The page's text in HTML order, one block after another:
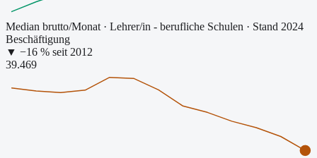
Median brutto/Monat · Lehrer/in - berufliche Schulen · Stand 2024
Beschäftigung
▼ −16 % seit 2012
39.469